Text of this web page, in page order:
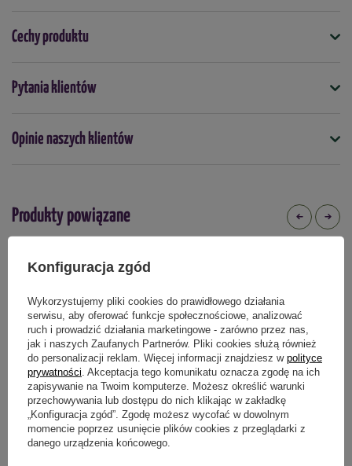
Bezpieczeństwo:
- Ochrona drzew owocowych i krzewów przed ptactwem
- Wspomaga uprawę roślin w szklarniach lub tunelach
foliowych
Cechy produktu
Symbol
5901875007758
Podmiot odpowiedzialny za ten produkt na terenie UE
Pytania klientów
Opinie naszych klientów
Produkty powiązane
Wąż 1/2' 25m Green Star
Konfiguracja zgód
Wykorzystujemy pliki cookies do prawidłowego działania
serwisu, aby oferować funkcje społecznościowe, analizować
ruch i prowadzić działania marketingowe - zarówno przez nas,
jak i naszych Zaufanych Partnerów. Pliki cookies służą również
do personalizacji reklam. Więcej informacji znajdziesz w polityce
prywatności . Akceptacja tego komunikatu oznacza zgodę na ich
zapisywanie na Twoim komputerze. Możesz określić warunki
przechowywania lub dostępu do nich klikając w zakładkę
„Konfiguracja zgód”. Zgodę możesz wycofać w dowolnym
momencie poprzez usunięcie plików cookies z przeglądarki z
danego urządzenia końcowego.